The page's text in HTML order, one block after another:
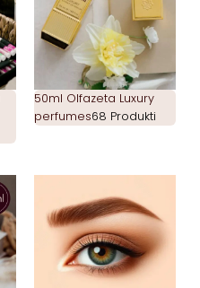
50ml Olfazeta Luxury
perfumes68 Produkti